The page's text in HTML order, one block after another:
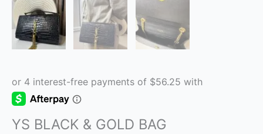
YS BLACK & GOLD BAG